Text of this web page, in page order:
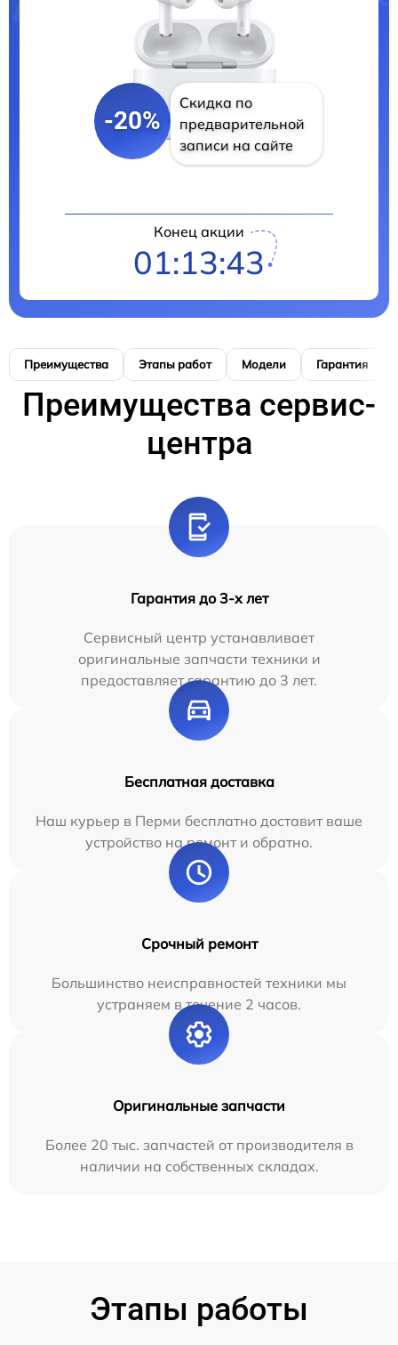
-20%
Скидка по
предварительной
записи на сайте
Конец акции
01:13:42
Преимущества Этапы работ Модели Гарантия
Преимущества сервис-
центра
Гарантия до 3-х лет
Сервисный центр устанавливает
оригинальные запчасти техники и
предоставляет гарантию до 3 лет.
Бесплатная доставка
Наш курьер в Перми бесплатно доставит ваше
устройство на ремонт и обратно.
Срочный ремонт
Большинство неисправностей техники мы
устраняем в течение 2 часов.
Оригинальные запчасти
Более 20 тыс. запчастей от производителя в
наличии на собственных складах.
Этапы работы